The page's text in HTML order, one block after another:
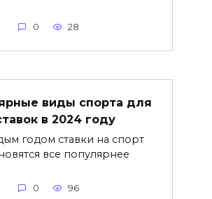
0 28
виды спорта для
в 2024 году
годом ставки на спорт
все популярнее
0 96